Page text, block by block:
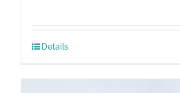
Details